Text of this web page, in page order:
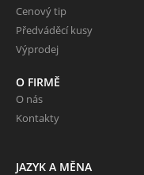
Cenový tip
Předváděcí kusy
Výprodej
O FIRMĚ
O nás
Kontakty
JAZYK A MĚNA